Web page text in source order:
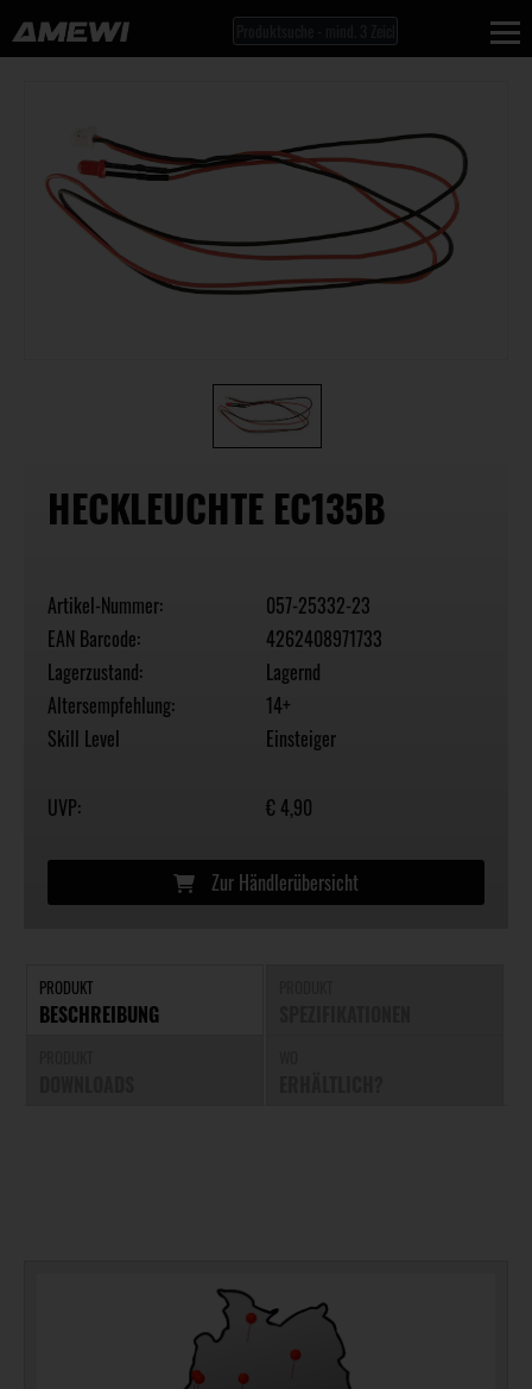
HECKLEUCHTE EC135B
Artikel-Nummer:
057-25332-23
EAN Barcode:
4262408971733
Lagerzustand:
Lagernd
Altersempfehlung:
14+
Skill Level
Einsteiger
UVP: € 4,90
Zur Händlerübersicht
PRODUKT
BESCHREIBUNG